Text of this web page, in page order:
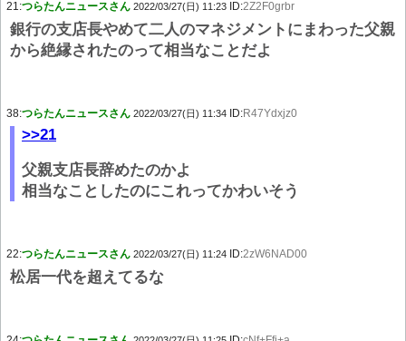
21:つらたんニュースさん 2022/03/27(日) 11:23 ID:2Z2F0grbr
銀行の支店長やめて二人のマネジメントにまわった父親
から絶縁されたのって相当なことだよ
38:つらたんニュースさん 2022/03/27(日) 11:34 ID:R47Ydxjz0
>>21
父親支店長辞めたのかよ
相当なことしたのにこれってかわいそう
22:つらたんニュースさん 2022/03/27(日) 11:24 ID:2zW6NAD00
松居一代を超えてるな